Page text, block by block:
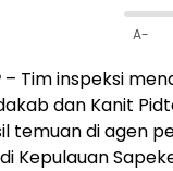
A-
– Tim inspeksi
dan Kanit
temuan di agen
Kepulauan